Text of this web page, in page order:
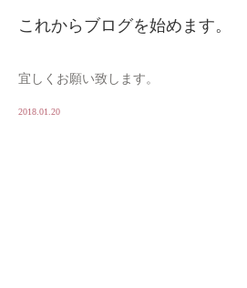
これからブログを始めます。
宜しくお願い致します。
2018.01.20